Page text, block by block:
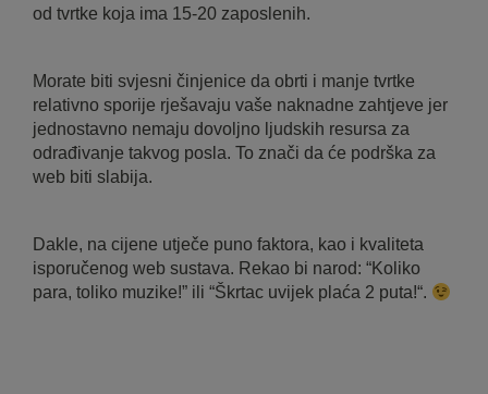
od tvrtke koja ima 15-20 zaposlenih.
Morate biti svjesni činjenice da obrti i manje tvrtke
relativno sporije rješavaju vaše naknadne zahtjeve jer
jednostavno nemaju dovoljno ljudskih resursa za
odrađivanje takvog posla. To znači da će podrška za
web biti slabija.
Dakle, na cijene utječe puno faktora, kao i kvaliteta
isporučenog web sustava. Rekao bi narod: “Koliko
para, toliko muzike!” ili “Škrtac uvijek plaća 2 puta!“.